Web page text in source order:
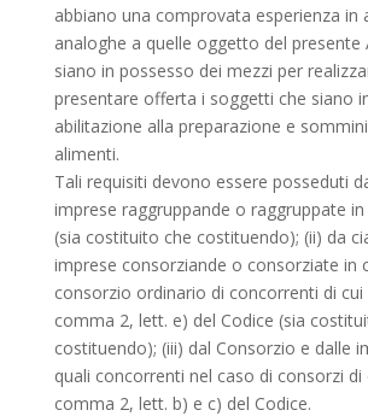
abbiano una comprovata esperienza in
analoghe a quelle oggetto del presente
siano in possesso dei mezzi per
presentare offerta i soggetti che siano
abilitazione alla preparazione e
alimenti.
Tali requisiti devono essere posseduti
imprese raggruppande o raggruppate in
(sia costituito che costituendo); (ii) da
imprese consorziande o consorziate in
consorzio ordinario di concorrenti di cui
comma 2, lett. e) del Codice (sia
costituendo); (iii) dal Consorzio e dalle
quali concorrenti nel caso di consorzi di
comma 2, lett. b) e c) del Codice.